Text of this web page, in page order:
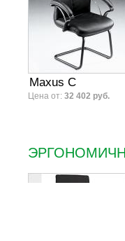
Maxus C
Цена от: 32 402 руб.